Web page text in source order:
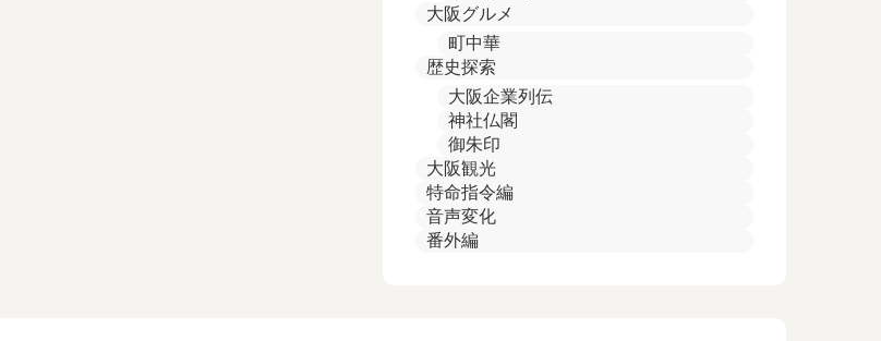
大阪グルメ
町中華
歴史探索
大阪企業列伝
神社仏閣
御朱印
大阪観光
特命指令編
音声変化
番外編